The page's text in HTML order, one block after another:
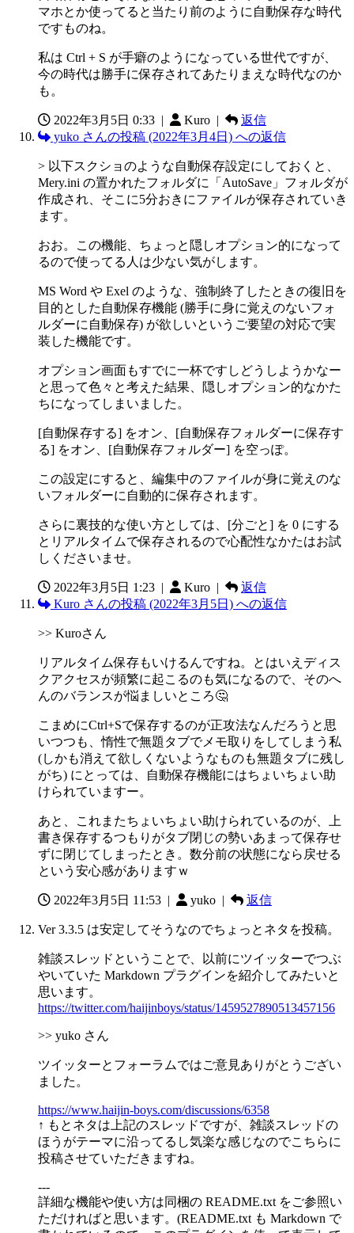
マホとか使ってると当たり前のように自動保存な時代
ですものね。
私は Ctrl + S が手癖のようになっている世代ですが、
今の時代は勝手に保存されてあたりまえな時代なのか
も。
2022年3月5日 0:33 | Kuro |
返信
yuko さんの投稿 (2022年3月4日) への返信
> 以下スクショのような自動保存設定にしておくと、
Mery.ini の置かれたフォルダに「AutoSave」フォルダが
作成され、そこに5分おきにファイルが保存されていき
ます。
おお。この機能、ちょっと隠しオプション的になって
るので使ってる人は少ない気がします。
MS Word や Exel のような、強制終了したときの復旧を
目的とした自動保存機能 (勝手に身に覚えのないフォ
ルダーに自動保存) が欲しいというご要望の対応で実
装した機能です。
オプション画面もすでに一杯ですしどうしようかなー
と思って色々と考えた結果、隠しオプション的なかた
ちになってしまいました。
[自動保存する] をオン、[自動保存フォルダーに保存す
る] をオン、[自動保存フォルダー] を空っぽ。
この設定にすると、編集中のファイルが身に覚えのな
いフォルダーに自動的に保存されます。
さらに裏技的な使い方としては、[分ごと] を 0 にする
とリアルタイムで保存されるので心配性なかたはお試
しくださいませ。
2022年3月5日 1:23 | Kuro |
返信
Kuro さんの投稿 (2022年3月5日) への返信
>> Kuroさん
リアルタイム保存もいけるんですね。とはいえディス
クアクセスが頻繁に起こるのも気になるので、そのへ
んのバランスが悩ましいところ🤔
こまめにCtrl+Sで保存するのが正攻法なんだろうと思
いつつも、惰性で無題タブでメモ取りをしてしまう私
(しかも消えて欲しくないようなものも無題タブに残し
がち) にとっては、自動保存機能にはちょいちょい助
けられていますー。
あと、これまたちょいちょい助けられているのが、上
書き保存するつもりがタブ閉じの勢いあまって保存せ
ずに閉じてしまったとき。数分前の状態になら戻せる
という安心感がありますｗ
2022年3月5日 11:53 | yuko | 返信
Ver 3.3.5 は安定してそうなのでちょっとネタを投稿。
雑談スレッドということで、以前にツイッターでつぶ
やいていた Markdown プラグインを紹介してみたいと
思います。
https://twitter.com/haijinboys/status/1459527890513457156
>> yuko さん
ツイッターとフォーラムではご意見ありがとうござい
ました。
https://www.haijin-boys.com/discussions/6358
↑ もとネタは上記のスレッドですが、雑談スレッドの
ほうがテーマに沿ってるし気楽な感じなのでこちらに
投稿させていただきますね。
---
詳細な機能や使い方は同梱の README.txt をご参照い
ただければと思います。(README.txt も Markdown で